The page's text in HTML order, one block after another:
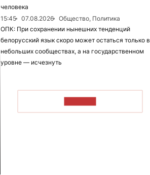
человека
15:45
07.08.2026
Общество, Политика
ОПК: При сохранении нынешних тенденций
белорусский язык скоро может остаться только в
небольших сообществах, а на государственном
уровне — исчезнуть